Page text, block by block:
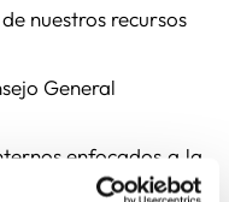
nuestros recursos
General
enfocados a la